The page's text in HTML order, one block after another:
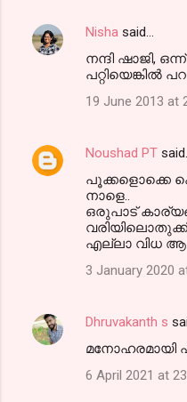
Nisha said…
നന്ദി ഷാജി,
പറ്റിയെങ്കില്‍
19 June 2013 at
Noushad PT said…
പൂക്കളൊക്കെ
നാളെ..
ഒരുപാട്
എല്ലാ വിധ
3 January 2020
Dhruvakanth s
മനോഹരമായി
6 April 2021 at